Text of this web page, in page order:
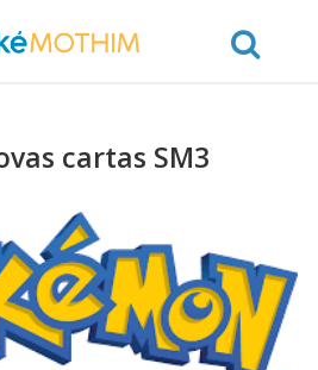
cartas SM3